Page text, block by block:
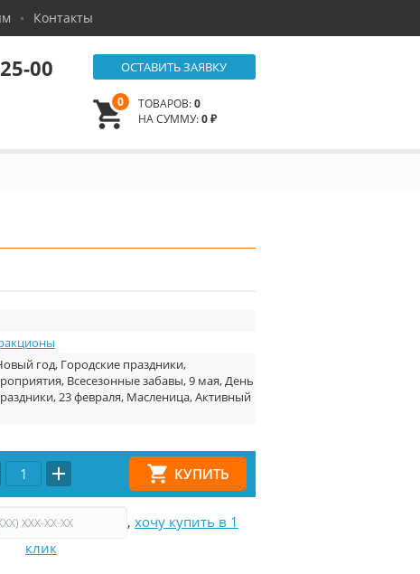
Контакты
00 ОСТАВИТЬ ЗАЯВКУ
0 ТОВАРОВ:0
НА СУММУ:0 ₽
год, Городские праздники,
Всесезонные забавы, 9 мая, День
23 февраля, Масленица, Активный
, хочу купить в 1
клик